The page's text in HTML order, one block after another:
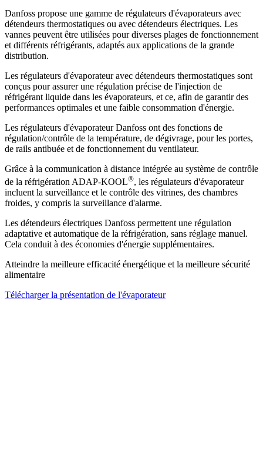
Danfoss propose une gamme de régulateurs d'évaporateurs avec
détendeurs thermostatiques ou avec détendeurs électriques. Les
vannes peuvent être utilisées pour diverses plages de fonctionnement
et différents réfrigérants, adaptés aux applications de la grande
distribution.
Les régulateurs d'évaporateur avec détendeurs thermostatiques sont
conçus pour assurer une régulation précise de l'injection de
réfrigérant liquide dans les évaporateurs, et ce, afin de garantir des
performances optimales et une faible consommation d'énergie.
Les régulateurs d'évaporateur Danfoss ont des fonctions de
régulation/contrôle de la température, de dégivrage, pour les portes,
de rails antibuée et de fonctionnement du ventilateur.
Grâce à la communication à distance intégrée au système de contrôle
de la réfrigération ADAP-KOOL®, les régulateurs d'évaporateur
incluent la surveillance et le contrôle des vitrines, des chambres
froides, y compris la surveillance d'alarme.
Les détendeurs électriques Danfoss permettent une régulation
adaptative et automatique de la réfrigération, sans réglage manuel.
Cela conduit à des économies d'énergie supplémentaires.
Atteindre la meilleure efficacité énergétique et la meilleure sécurité
alimentaire
Télécharger la présentation de l'évaporateur